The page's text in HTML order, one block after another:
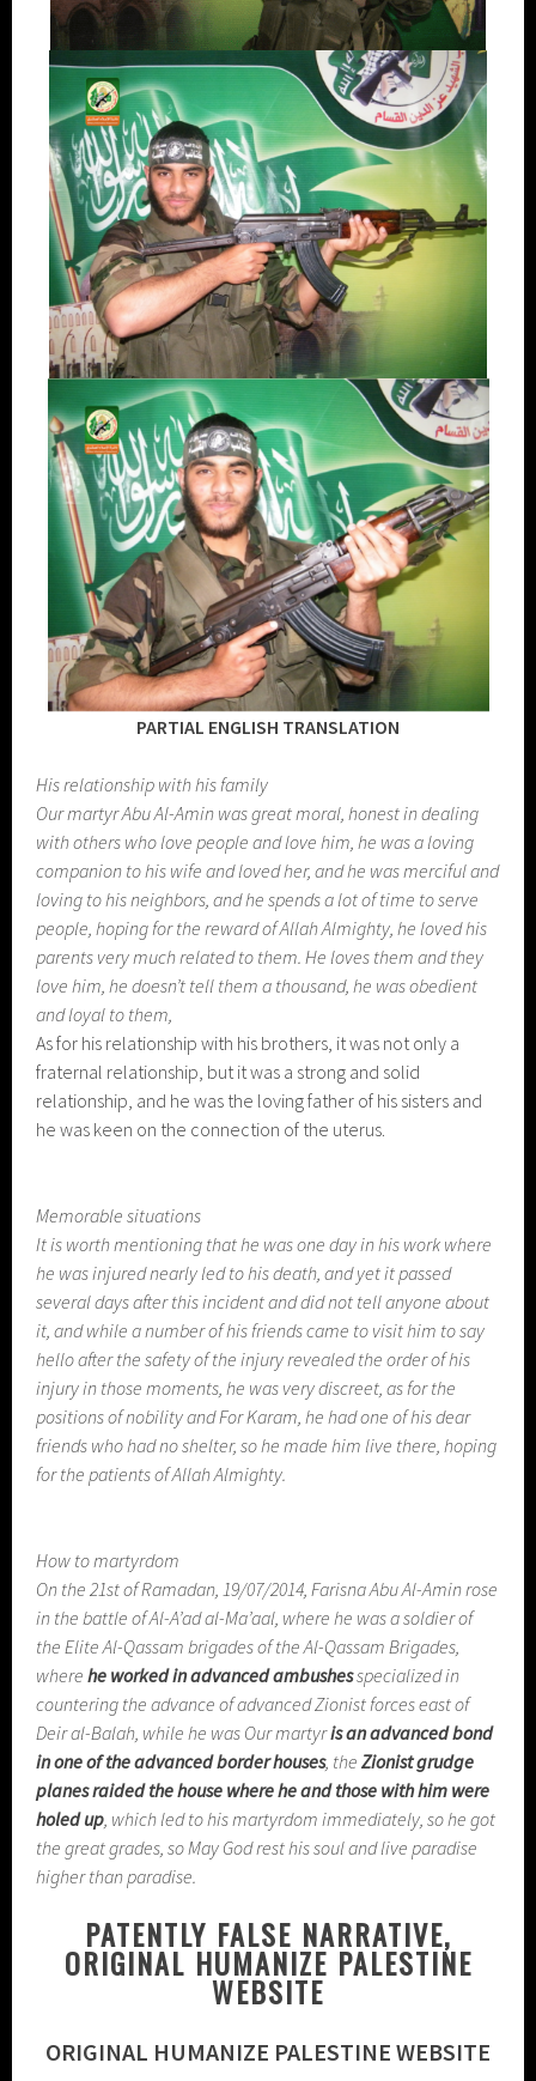
PARTIAL ENGLISH TRANSLATION
His relationship with his family
Our martyr Abu Al-Amin was great moral, honest in dealing
with others who love people and love him, he was a loving
companion to his wife and loved her, and he was merciful and
loving to his neighbors, and he spends a lot of time to serve
people, hoping for the reward of Allah Almighty, he loved his
parents very much related to them. He loves them and they
love him, he doesn’t tell them a thousand, he was obedient
and loyal to them,
As for his relationship with his brothers, it was not only a
fraternal relationship, but it was a strong and solid
relationship, and he was the loving father of his sisters and
he was keen on the connection of the uterus.
Memorable situations
It is worth mentioning that he was one day in his work where
he was injured nearly led to his death, and yet it passed
several days after this incident and did not tell anyone about
it, and while a number of his friends came to visit him to say
hello after the safety of the injury revealed the order of his
injury in those moments, he was very discreet, as for the
positions of nobility and For Karam, he had one of his dear
friends who had no shelter, so he made him live there, hoping
for the patients of Allah Almighty.
How to martyrdom
On the 21st of Ramadan, 19/07/2014, Farisna Abu Al-Amin rose
in the battle of Al-A’ad al-Ma’aal, where he was a soldier of
the Elite Al-Qassam brigades of the Al-Qassam Brigades,
wherehe worked in advanced ambushesspecialized in
countering the advance of advanced Zionist forces east of
Deir al-Balah, while he was Our martyris an advanced bond
in one of the advanced border houses, theZionist grudge
planes raided the house where he and those with him were
holed up, which led to his martyrdom immediately, so he got
the great grades, so May God rest his soul and live paradise
higher than paradise.
PATENTLY FALSE NARRATIVE,
ORIGINAL HUMANIZE PALESTINE
WEBSITE
ORIGINAL HUMANIZE PALESTINE WEBSITE